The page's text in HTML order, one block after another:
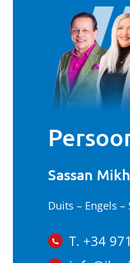
Sassan
Duits – Engels –
T. +34